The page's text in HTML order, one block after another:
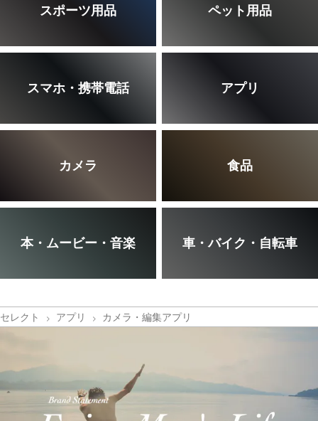
スポーツ用品 ペット用品
スマホ・携帯電話 アプリ
カメラ 食品
本・ムービー・音楽 車・バイク・自転車
セレクト アプリ カメラ・編集アプリ